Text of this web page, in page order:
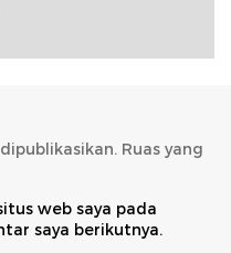
Ruas yang
web saya pada
saya berikutnya.